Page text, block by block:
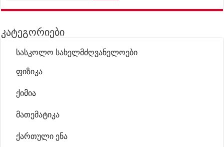
კატეგორიები
სასკოლო სახელმძღვანელოები
ფიზიკა
ქიმია
მათემატიკა
ქართული ენა